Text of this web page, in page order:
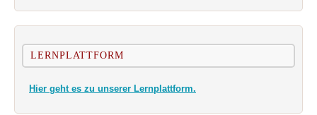
LERNPLATTFORM
Hier geht es zu unserer Lernplattform.